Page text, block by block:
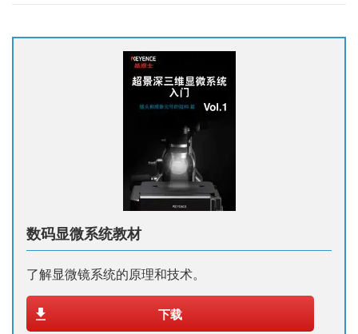
数码显微系统教材
了解显微镜系统的原理和技术。
下载